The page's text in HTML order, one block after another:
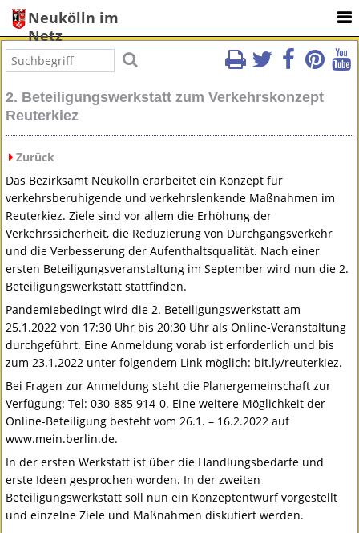
Neukölln im
Netz
2. Beteiligungswerkstatt zum Verkehrskonzept
Reuterkiez
Zurück
Das Bezirksamt Neukölln erarbeitet ein Konzept für
verkehrsberuhigende und verkehrslenkende Maßnahmen im
Reuterkiez. Ziele sind vor allem die Erhöhung der
Verkehrssicherheit, die Reduzierung von Durchgangsverkehr
und die Verbesserung der Aufenthaltsqualität. Nach einer
ersten Beteiligungsveranstaltung im September wird nun die 2.
Beteiligungswerkstatt stattfinden.
Pandemiebedingt wird die 2. Beteiligungswerkstatt am
25.1.2022 von 17:30 Uhr bis 20:30 Uhr als Online-Veranstaltung
durchgeführt. Eine Anmeldung vorab ist erforderlich und bis
zum 23.1.2022 unter folgendem Link möglich: bit.ly/reuterkiez.
Bei Fragen zur Anmeldung steht die Planergemeinschaft zur
Verfügung: Tel: 030-885 914-0. Eine weitere Möglichkeit der
Online-Beteiligung besteht vom 26.1. – 16.2.2022 auf
www.mein.berlin.de.
In der ersten Werkstatt ist über die Handlungsbedarfe und
erste Ideen gesprochen worden. In der zweiten
Beteiligungswerkstatt soll nun ein Konzeptentwurf vorgestellt
und einzelne Ziele und Maßnahmen diskutiert werden.